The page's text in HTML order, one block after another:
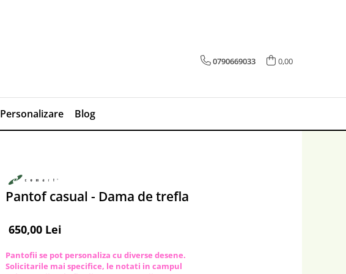
0790669033 0,00
Personalizare Blog
Pantof casual - Dama de trefla
650,00 Lei
Pantofii se pot personaliza cu diverse desene.
Solicitarile mai specifice, le notati in campul